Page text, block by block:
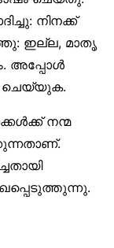
നിനക്ക്
ഇല്ല, മാതൃ
അപ്പോൾ
ചെയ്യുക.
നന്മ